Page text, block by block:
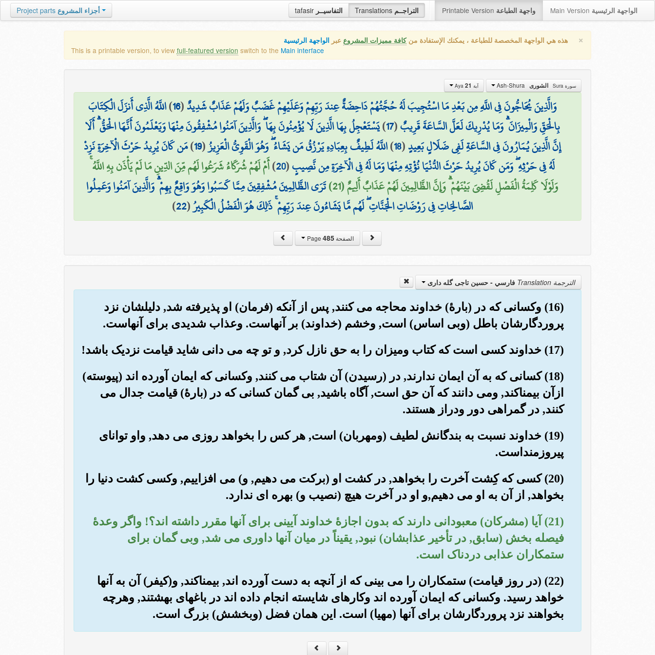
tafasir التفاسيــر Translations التراجــم Printable Version واجهة الطباعة Main Version الواجهة الرئيسية Project parts أجزاء المشروع
× هذه هي الواجهة المخصصة للطباعة ، يمكنك الإستفادة منكافة مميزات المشروع عبر الواجهة الرئيسية
This is a printable version, to view full-featured version switch to the Main interface
سورة Sura الشورى آية Aya 21
وَالَّذِينَ يُحَاجُّونَ فِي اللَّهِ مِن بَعْدِ مَا اسْتُجِيبَ لَهُ حُجَّتُهُمْ دَاحِضَةٌ عِندَ رَبِّهِمْ وَعَلَيْهِمْ غَضَبٌ وَلَهُمْ عَذَابٌ شَدِيدٌ(
16
)اللَّهُ الَّذِي أَنزَلَ الْكِتَابَ
بِالْحَقِّ وَالْمِيزَانَ ۗ وَمَا يُدْرِيكَ لَعَلَّ السَّاعَةَ قَرِيبٌ(
17
)يَسْتَعْجِلُ بِهَا الَّذِينَ لَا يُؤْمِنُونَ بِهَا ۖ وَالَّذِينَ آمَنُوا مُشْفِقُونَ مِنْهَا وَيَعْلَمُونَ أَنَّهَا الْحَقُّ ۗ أَلَا
إِنَّ الَّذِينَ يُمَارُونَ فِي السَّاعَةِ لَفِي ضَلَالٍ بَعِيدٍ(
18
)اللَّهُ لَطِيفٌ بِعِبَادِهِ يَرْزُقُ مَن يَشَاءُ ۖ وَهُوَ الْقَوِيُّ الْعَزِيزُ(
19
)مَن كَانَ يُرِيدُ حَرْثَ الْآخِرَةِ نَزِدْ
لَهُ فِي حَرْثِهِ ۖ وَمَن كَانَ يُرِيدُ حَرْثَ الدُّنْيَا نُؤْتِهِ مِنْهَا وَمَا لَهُ فِي الْآخِرَةِ مِن نَّصِيبٍ(
20
)أَمْ لَهُمْ شُرَكَاءُ شَرَعُوا لَهُم مِّنَ الدِّينِ مَا لَمْ يَأْذَن بِهِ اللَّهُ ۚ
وَلَوْلَا كَلِمَةُ الْفَصْلِ لَقُضِيَ بَيْنَهُمْ ۗ وَإِنَّ الظَّالِمِينَ لَهُمْ عَذَابٌ أَلِيمٌ (21)
تَرَى الظَّالِمِينَ مُشْفِقِينَ مِمَّا كَسَبُوا وَهُوَ وَاقِعٌ بِهِمْ ۗ وَالَّذِينَ آمَنُوا وَعَمِلُوا
الصَّالِحَاتِ فِي رَوْضَاتِ الْجَنَّاتِ ۖ لَهُم مَّا يَشَاءُونَ عِندَ رَبِّهِمْ ۚ ذَٰلِكَ هُوَ الْفَضْلُ الْكَبِيرُ(
22
)
الصفحة Page485
الترجمة Translation فارسي - حسین تاجی گله داری
(16) وکسانی که در (بارۀ) خداوند محاجه می کنند, پس از آنکه (فرمان) او پذیرفته شد, دلیلشان نزد
پروردگارشان باطل (وبی اساس) است, وخشم (خداوند) بر آنهاست. وعذاب شدیدی برای آنهاست.
(17) خداوند کسی است که کتاب ومیزان را به حق نازل کرد, و تو چه می دانی شاید قیامت نزدیک باشد!
(18) کسانی که به آن ایمان ندارند, در (رسیدن) آن شتاب می کنند, وکسانی که ایمان آورده اند (پیوسته)
ازآن بیمناکند, ومی دانند که آن حق است, آگاه باشید, بی گمان کسانی که در (بارۀ) قیامت جدال می
کنند, در گمراهی دور ودراز هستند.
(19) خداوند نسبت به بندگانش لطیف (ومهربان) است, هر کس را بخواهد روزی می دهد, واو توانای
پیروزمنداست.
(20) کسی که کِشت آخرت را بخواهد, در کشت او (برکت می دهیم, و) می افزاییم, وکسی کشت دنیا را
بخواهد, از آن به او می دهیم,و او در آخرت هیچ (نصیب و) بهره ای ندارد.
(21) آیا (مشرکان) معبودانی دارند که بدون اجازۀ خداوند آیینی برای آنها مقرر داشته اند؟! واگر وعدۀ
فیصله بخش (سابق, در تأخیر عذابشان) نبود, یقیناً در میان آنها داوری می شد, وبی گمان برای
ستمکاران عذابی دردناک است.
(22) (در روز قیامت) ستمکاران را می بینی که از آنچه به دست آورده اند, بیمناکند, و(کیفر) آن به آنها
خواهد رسید. وکسانی که ایمان آورده اند وکارهای شایسته انجام داده اند در باغهای بهشتند, وهرچه
بخواهند نزد پروردگارشان برای آنها (مهیا) است. این همان فضل (وبخشش) بزرگ است.